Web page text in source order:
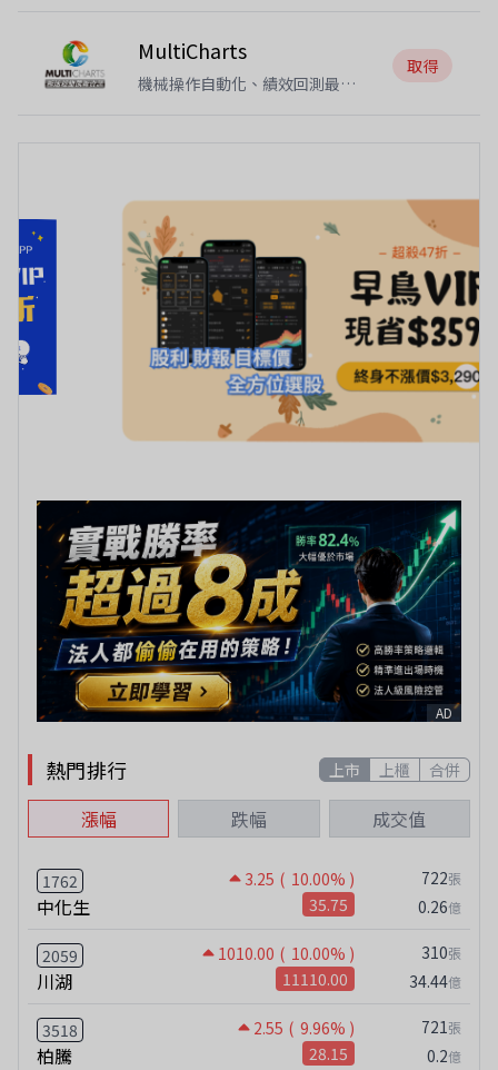
MultiCharts
機械操作自動化、績效回測最佳
取得
AD
熱門排行 上市 上櫃 合併
漲幅 跌幅 成交值
1762 3.25 ( 10.00% )
中化生 35.75
722張
0.26億
2059 1010.00 ( 10.00% )
川湖 11110.00
310張
34.44億
3518 2.55 ( 9.96% )
柏騰 28.15
721 張
0.2億